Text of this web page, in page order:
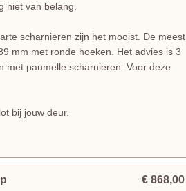
niet van belang.
scharnieren zijn het mooist. De meest
mm met ronde hoeken. Het advies is 3
met paumelle scharnieren. Voor deze
bij jouw deur.
€ 868,00